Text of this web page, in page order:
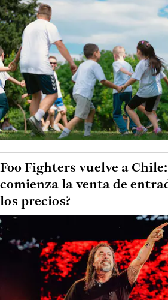
Foo Fighters vuelve a
comienza la venta de
los precios?